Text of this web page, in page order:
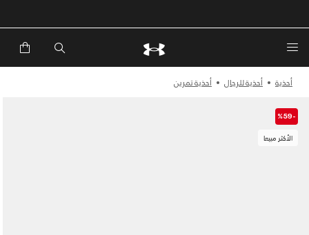
خصم إضافي 20%*. باستخدام الكود EXTRA20
أحذية أحذية للرجال أحذية تمرين
-%59
الأكثر مبيعا